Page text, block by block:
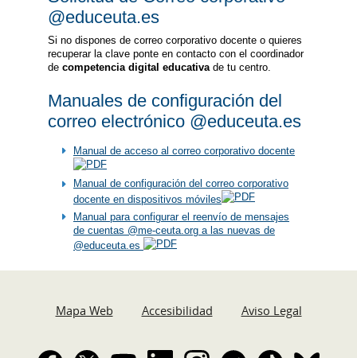
@educeuta.es
Si no dispones de correo corporativo docente o quieres
recuperar la clave ponte en contacto con el coordinador
de competencia digital educativade tu centro.
Manuales de configuración del
correo electrónico @educeuta.es
Manual de acceso al correo corporativo docente
Manual de configuración del correo corporativo
docente en dispositivos móviles
Manual para configurar el reenvío de mensajes
de cuentas @me-ceuta.org a las nuevas de
@educeuta.es
Mapa Web Accesibilidad Aviso Legal